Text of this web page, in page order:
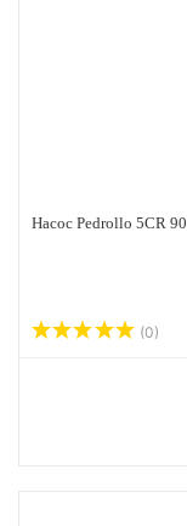
Насос Pedrollo 5CR 90
(0)